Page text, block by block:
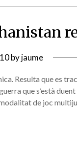
byjaume
Resulta que es
que s’està duent
de joc